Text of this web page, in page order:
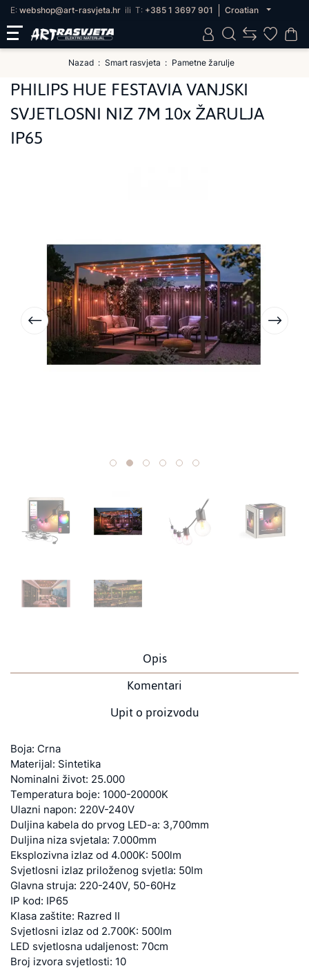
E: webshop@art-rasvjeta.hr ili T: +385 1 3697 901 Croatian
Nazad Smart rasvjeta Pametne žarulje
PHILIPS HUE FESTAVIA VANJSKI
SVJETLOSNI NIZ 7M 10x ŽARULJA
IP65
Opis
Komentari
Upit o proizvodu
Boja: Crna
Materijal: Sintetika
Nominalni život: 25.000
Temperatura boje: 1000-20000K
Ulazni napon: 220V-240V
Duljina kabela do prvog LED-a: 3,700mm
Duljina niza svjetala: 7.000mm
Eksplozivna izlaz od 4.000K: 500lm
Svjetlosni izlaz priloženog svjetla: 50lm
Glavna struja: 220-240V, 50-60Hz
IP kod: IP65
Klasa zaštite: Razred II
Svjetlosni izlaz od 2.700K: 500lm
LED svjetlosna udaljenost: 70cm
Broj izvora svjetlosti: 10